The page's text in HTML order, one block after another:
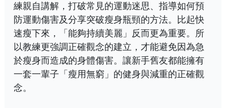
練親自講解，打破常見的運動迷思、指導如何預
防運動傷害及分享突破瘦身瓶頸的方法。比起快
速瘦下來，「能夠持續美麗」反而更為重要。所
以教練更強調正確觀念的建立，才能避免因為急
於瘦身而造成的身體傷害。讓新手舊友都能擁有
一套一輩子「瘦用無窮」的健身與減重的正確觀
念。